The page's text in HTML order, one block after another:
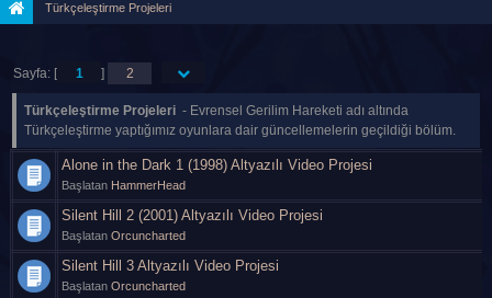
Türkçeleştirme Projeleri
Sayfa: [ 1 ] 2
Türkçeleştirme Projeleri - Evrensel Gerilim Hareketi adı altında
Türkçeleştirme yaptığımız oyunlara dair güncellemelerin geçildiği bölüm.
Alone in the Dark 1 (1998) Altyazılı Video Projesi
Başlatan HammerHead
Silent Hill 2 (2001) Altyazılı Video Projesi
Başlatan Orcuncharted
Silent Hill 3 Altyazılı Video Projesi
Başlatan Orcuncharted